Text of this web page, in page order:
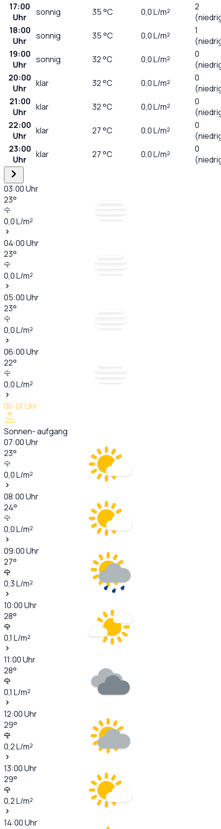
17:00
Uhr
sonnig 35°C 0,0L/m²
2
18:00
Uhr
sonnig 35°C 0,0L/m²
1
19:00
Uhr
sonnig 32°C 0,0L/m²
0
20:00
Uhr
klar 32°C 0,0L/m²
0
21:00
Uhr
klar 32°C 0,0L/m²
0
22:00
Uhr
klar 27°C 0,0L/m²
0
23:00
Uhr
klar 27°C 0,0L/m²
0
03:00Uhr
23°
0,0L/m²
04:00Uhr
23°
0,0L/m²
05:00Uhr
23°
0,0L/m²
06:00Uhr
22°
0,0L/m²
06:01 Uhr
Sonnen- aufgang
07:00Uhr
23°
0,0L/m²
08:00Uhr
24°
0,0L/m²
09:00Uhr
27°
0,3L/m²
10:00Uhr
28°
0,1 L/m²
11:00Uhr
28°
0,1 L/m²
12:00Uhr
29°
0,2L/m²
13:00Uhr
29°
0,2L/m²
14:00Uhr